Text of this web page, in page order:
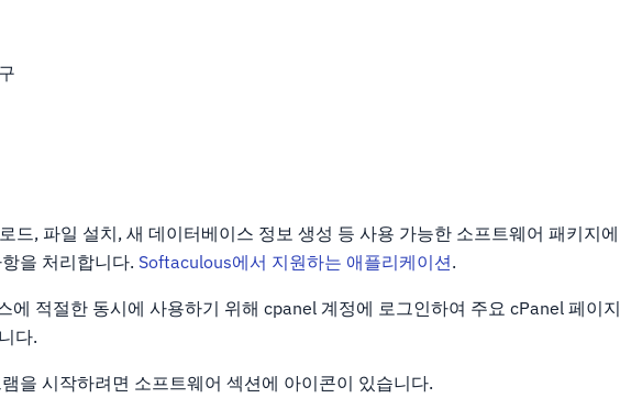
드, 파일 설치, 새 데이터베이스 정보 생성 등 사용 가능한 소프트웨어 패키지에
을 처리합니다. Softaculous에서 지원하는 애플리케이션.
에 적절한 동시에 사용하기 위해 cpanel 계정에 로그인하여 주요 cPanel 페이지
다.
을 시작하려면 소프트웨어 섹션에 아이콘이 있습니다.